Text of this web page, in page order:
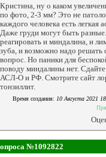
Кристина, ну о каком
по фото, 2-3 мм? Это не
каждого человека есть легкая
Даже груди могут быть
реагировать и миндалина, и
зуба, и возможно надо решать
вопрос. Но паники для
поводу миндалины нет. Сдайте
АСЛ-О и РФ. Смотрите сайт
тонзиллит.
Время создания: 10 Августа 2021
№1092822